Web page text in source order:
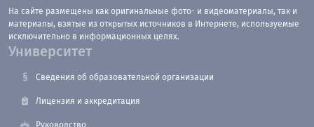
На сайте размещены как оригинальные фото- и видеоматериалы, так и
материалы, взятые из открытых источников в Интернете, используемые
исключительно в информационных целях.
Университет
Сведения об образовательной организации
Лицензия и аккредитация
Руководство